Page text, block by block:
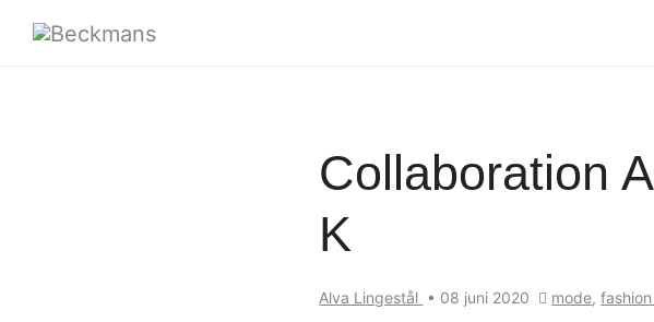
Collaboration
K
Alva Lingestål • 08 juni 2020 mode,